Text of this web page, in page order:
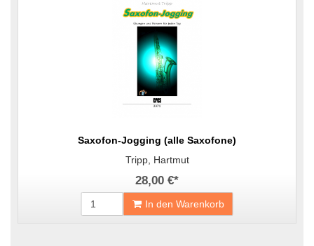
Saxofon-Jogging (alle Saxofone)
Tripp, Hartmut
28,00 €*
In den Warenkorb